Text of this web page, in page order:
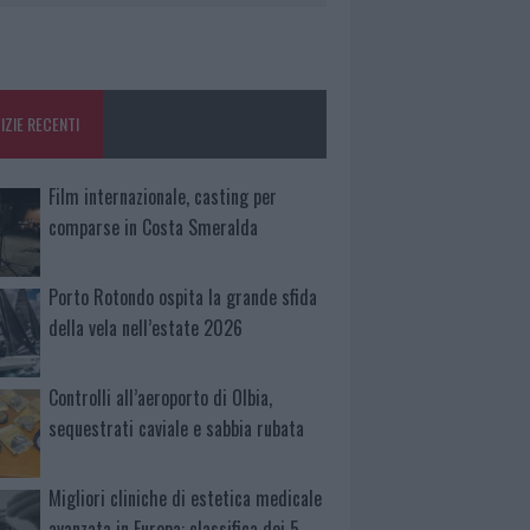
RECENTI
Film internazionale, casting per
comparse in Costa Smeralda
Porto Rotondo ospita la grande sfida
della vela nell’estate 2026
Controlli all’aeroporto di Olbia,
sequestrati caviale e sabbia rubata
Migliori cliniche di estetica medicale